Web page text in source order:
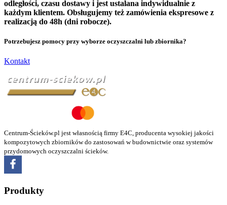
odległości, czasu dostawy i jest ustalana indywidualnie z
każdym klientem. Obsługujemy też zamówienia ekspresowe z
realizacją do 48h (dni robocze).
Potrzebujesz pomocy przy wyborze oczyszczalni lub zbiornika?
Kontakt
Centrum-Ścieków.pl jest własnością firmy E4C, producenta wysokiej jakości
kompozytowych zbiorników do zastosowań w budownictwie oraz systemów
przydomowych oczyszczalni ścieków.
Produkty